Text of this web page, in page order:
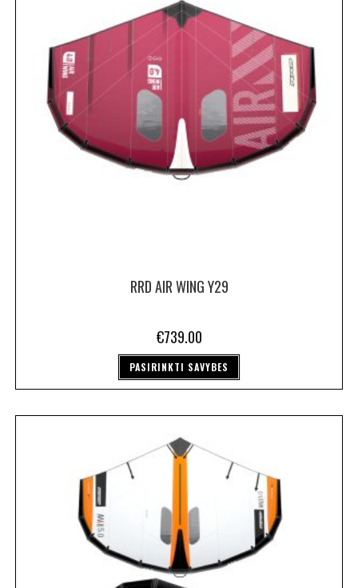
RRD AIR WING Y29
€739.00
PASIRINKTI SAVYBES